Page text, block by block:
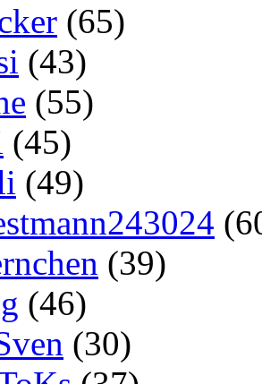
(65)
(43)
(55)
(45)
(49)
(39)
(46)
(30)